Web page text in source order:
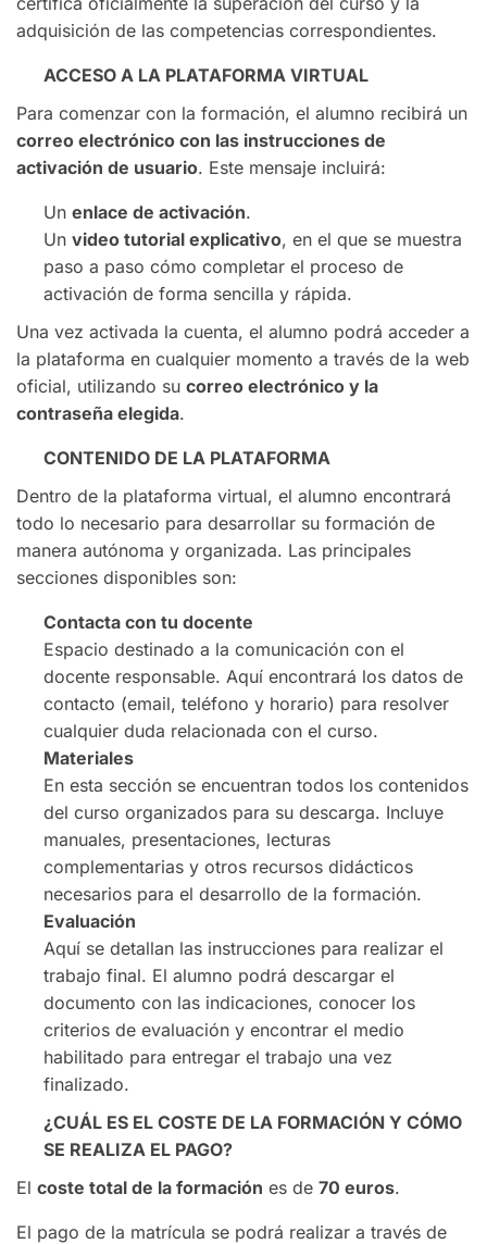
adquisición de las competencias correspondientes.
ACCESO A LA PLATAFORMA VIRTUAL
Para comenzar con la formación, el alumno recibirá un
correo electrónico con las instrucciones de
activación de usuario. Este mensaje incluirá:
Un enlace de activación.
Un video tutorial explicativo, en el que se muestra
paso a paso cómo completar el proceso de
activación de forma sencilla y rápida.
Una vez activada la cuenta, el alumno podrá acceder a
la plataforma en cualquier momento a través de la web
oficial, utilizando su correo electrónico y la
contraseña elegida.
CONTENIDO DE LA PLATAFORMA
Dentro de la plataforma virtual, el alumno encontrará
todo lo necesario para desarrollar su formación de
manera autónoma y organizada. Las principales
secciones disponibles son:
Contacta con tu docente
Espacio destinado a la comunicación con el
docente responsable. Aquí encontrará los datos de
contacto (email, teléfono y horario) para resolver
cualquier duda relacionada con el curso.
Materiales
En esta sección se encuentran todos los contenidos
del curso organizados para su descarga. Incluye
manuales, presentaciones, lecturas
complementarias y otros recursos didácticos
necesarios para el desarrollo de la formación.
Evaluación
Aquí se detallan las instrucciones para realizar el
trabajo final. El alumno podrá descargar el
documento con las indicaciones, conocer los
criterios de evaluación y encontrar el medio
habilitado para entregar el trabajo una vez
finalizado.
¿CUÁL ES EL COSTE DE LA FORMACIÓN Y CÓMO
SE REALIZA EL PAGO?
El coste total de la formación es de 70 euros.
El pago de la matrícula se podrá realizar a través de